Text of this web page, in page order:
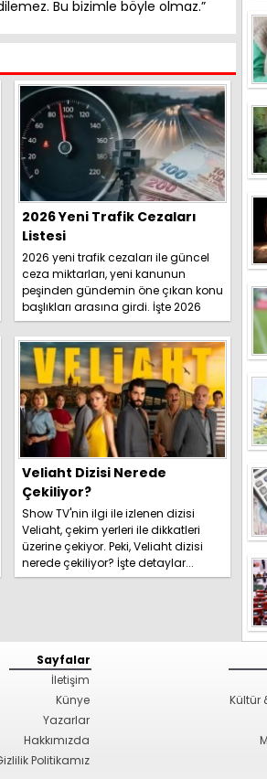
Bu bizimle böyle olmaz.”
2026 Yeni Trafik Cezaları
Listesi
2026 yeni trafik cezaları ile güncel
ceza miktarları, yeni kanunun
peşinden gündemin öne çıkan konu
başlıkları arasına girdi. İşte 2026
yeni trafik ce...
Veliaht Dizisi Nerede
Çekiliyor?
Show TV'nin ilgi ile izlenen dizisi
Veliaht, çekim yerleri ile dikkatleri
üzerine çekiyor. Peki, Veliaht dizisi
nerede çekiliyor? İşte detaylar...
Kültür
Sayfalar
İletişim
Künye
Yazarlar
Hakkımızda
Politikamız